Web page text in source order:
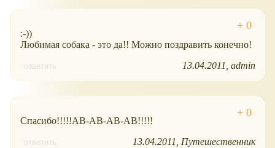
:-))
Любимая собака - это да!! Можно поздравить конечно!
ответить 13.04.2011 admin
Спасибо!!!!!АВ-АВ-АВ-АВ!!!!!
ответить 13.04.2011 Путешественник